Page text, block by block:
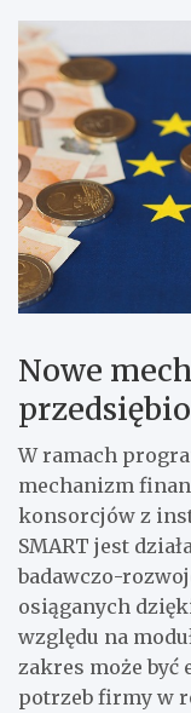
Nowe
W ramach
mechanizm
konsorcjów z
SMART jest
badawczo-
osiąganych
względu na
zakres może być
potrzeb firmy w